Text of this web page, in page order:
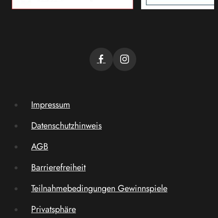
Impressum
Datenschutzhinweis
AGB
Barrierefreiheit
Teilnahmebedingungen Gewinnspiele
Privatsphäre